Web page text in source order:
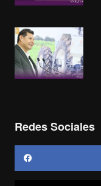
Redes Sociales